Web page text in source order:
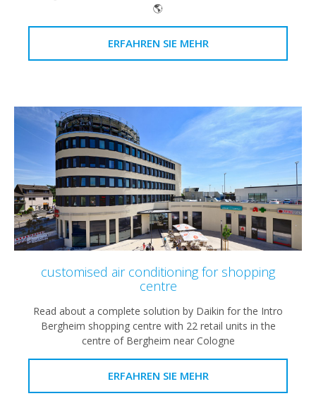
🌎
ERFAHREN SIE MEHR
customised air conditioning for shopping
centre
Read about a complete solution by Daikin for the Intro
Bergheim shopping centre with 22 retail units in the
centre of Bergheim near Cologne
ERFAHREN SIE MEHR